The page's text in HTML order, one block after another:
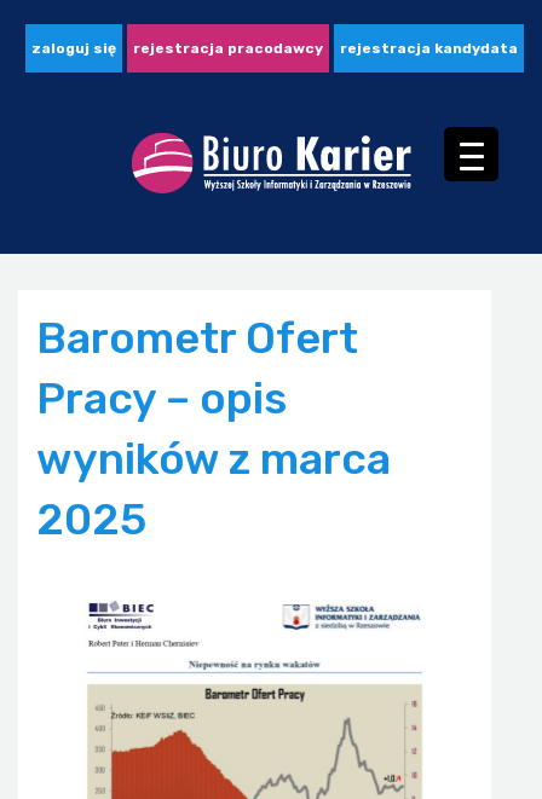
zaloguj się rejestracja pracodawcy rejestracja kandydata
Barometr Ofert
Pracy – opis
wyników z marca
2025